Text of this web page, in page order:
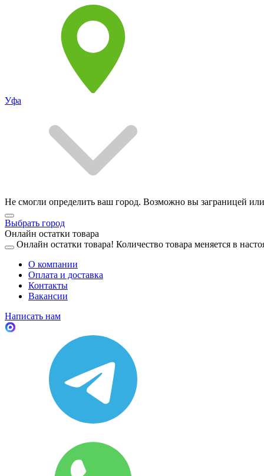
Уфа
Не смогли определить ваш город. Возможно вы заграницей
Выбрать город
Онлайн остатки товара
Онлайн остатки товара! Количество товара меняется в
О компании
Оплата и доставка
Контакты
Вакансии
Написать нам